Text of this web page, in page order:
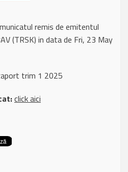
remis de emitentul
(TRSK) in data de Fri, 23 May
trim 1 2025
click aici